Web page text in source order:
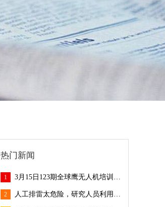
热门新闻
1 3月15日123期全球鹰无人机培训班火热报名中！
2 人工排雷太危险，研究人员利用无人机配合蜜蜂排雷